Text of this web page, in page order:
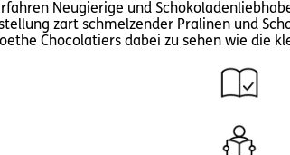
Neugierige und
zart schmelzender Pralinen und
Chocolatiers dabei zu sehen wie die